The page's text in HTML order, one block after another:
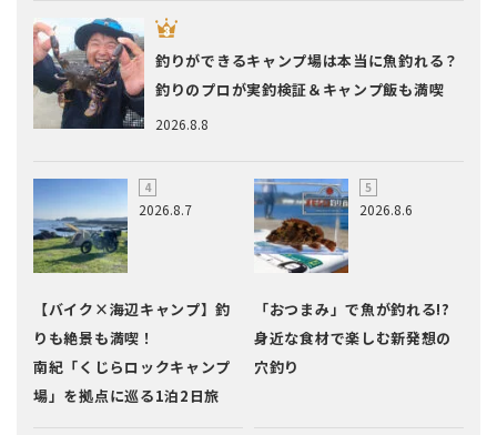
2026.8.8
釣りができるキャンプ場は本当に魚釣れる？
釣りのプロが実釣検証＆キャンプ飯も満喫
2026.8.7
【バイク×海辺キャンプ】釣
りも絶景も満喫！
南紀「くじらロックキャンプ
場」を拠点に巡る1泊2日旅
2026.8.6
「おつまみ」で魚が釣れる!?
身近な食材で楽しむ新発想の
穴釣り